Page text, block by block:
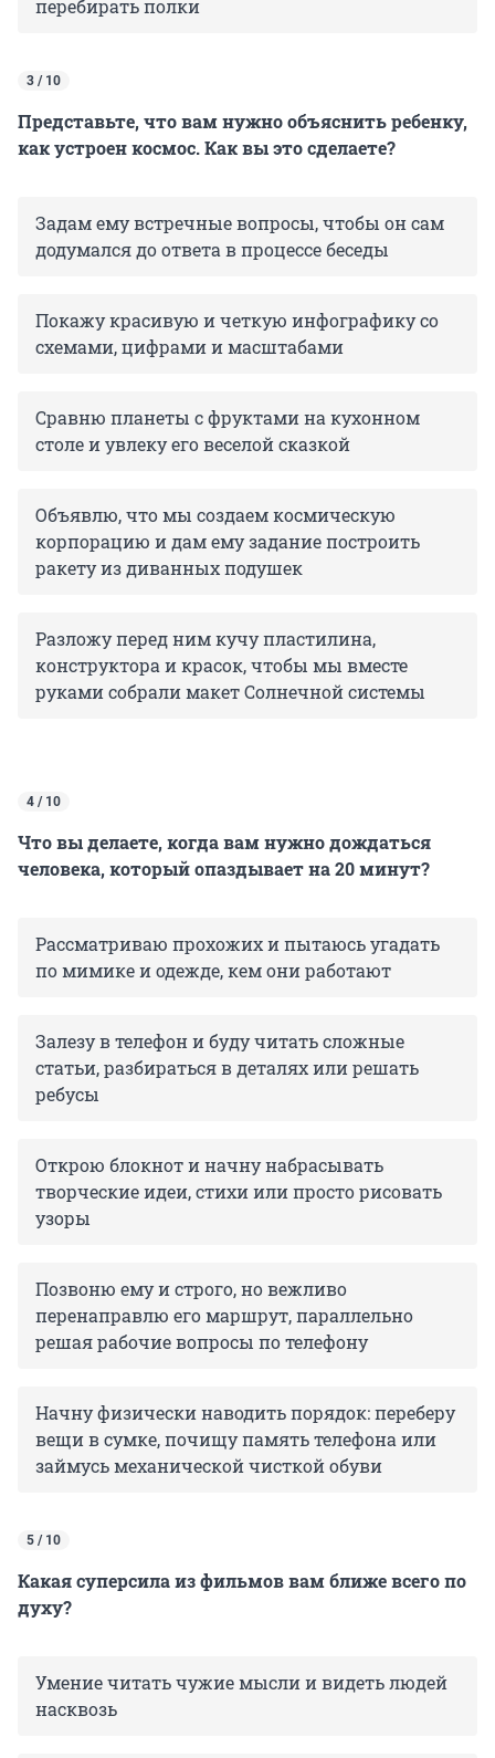
перебирать полки
3 / 10
Представьте, что вам нужно объяснить ребенку,
как устроен космос. Как вы это сделаете?
Задам ему встречные вопросы, чтобы он сам
додумался до ответа в процессе беседы
Покажу красивую и четкую инфографику со
схемами, цифрами и масштабами
Сравню планеты с фруктами на кухонном
столе и увлеку его веселой сказкой
Объявлю, что мы создаем космическую
корпорацию и дам ему задание построить
ракету из диванных подушек
Разложу перед ним кучу пластилина,
конструктора и красок, чтобы мы вместе
руками собрали макет Солнечной системы
4 / 10
Что вы делаете, когда вам нужно дождаться
человека, который опаздывает на 20 минут?
Рассматриваю прохожих и пытаюсь угадать
по мимике и одежде, кем они работают
Залезу в телефон и буду читать сложные
статьи, разбираться в деталях или решать
ребусы
Открою блокнот и начну набрасывать
творческие идеи, стихи или просто рисовать
узоры
Позвоню ему и строго, но вежливо
перенаправлю его маршрут, параллельно
решая рабочие вопросы по телефону
Начну физически наводить порядок: переберу
вещи в сумке, почищу память телефона или
займусь механической чисткой обуви
5 / 10
Какая суперсила из фильмов вам ближе всего по
духу?
Умение читать чужие мысли и видеть людей
насквозь